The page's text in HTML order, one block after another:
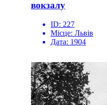
вокзалу
ID: 227
Місце: Львів
Дата: 1904